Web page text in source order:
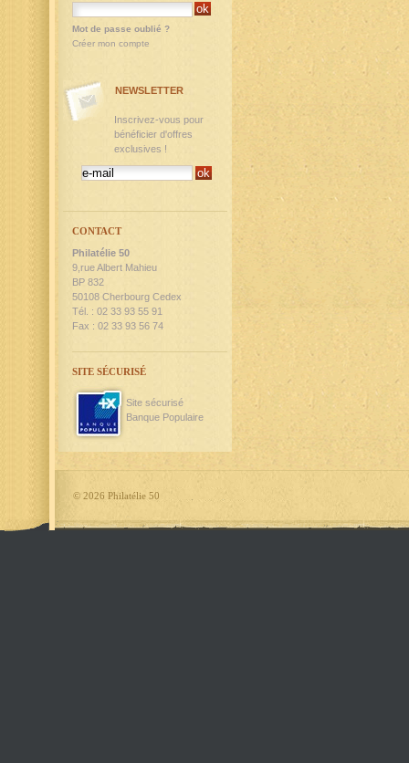
Mot de passe oublié ?
Créer mon compte
NEWSLETTER
Inscrivez-vous pour
bénéficier d'offres
exclusives !
CONTACT
Philatélie 50
9,rue Albert Mahieu
BP 832
50108 Cherbourg Cedex
Tél. : 02 33 93 55 91
Fax : 02 33 93 56 74
SITE SÉCURISÉ
Site sécurisé
Banque Populaire
© 2026 Philatélie 50